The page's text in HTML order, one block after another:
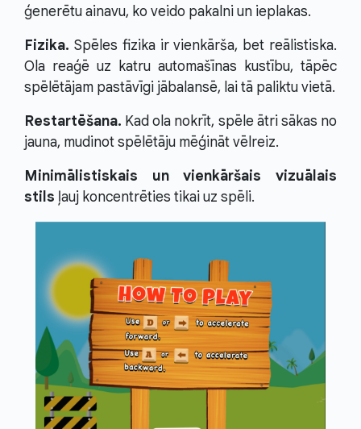
ģenerētu ainavu, ko veido pakalni un ieplakas.
Fizika. Spēles fizika ir vienkārša, bet reālistiska.
Ola reaģē uz katru automašīnas kustību, tāpēc
spēlētājam pastāvīgi jābalansē, lai tā paliktu vietā.
Restartēšana. Kad ola nokrīt, spēle ātri sākas no
jauna, mudinot spēlētāju mēģināt vēlreiz.
Minimālistiskais un vienkāršais vizuālais
stils ļauj koncentrēties tikai uz spēli.